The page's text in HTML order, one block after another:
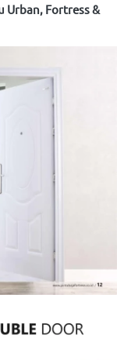
Urban, Fortress &